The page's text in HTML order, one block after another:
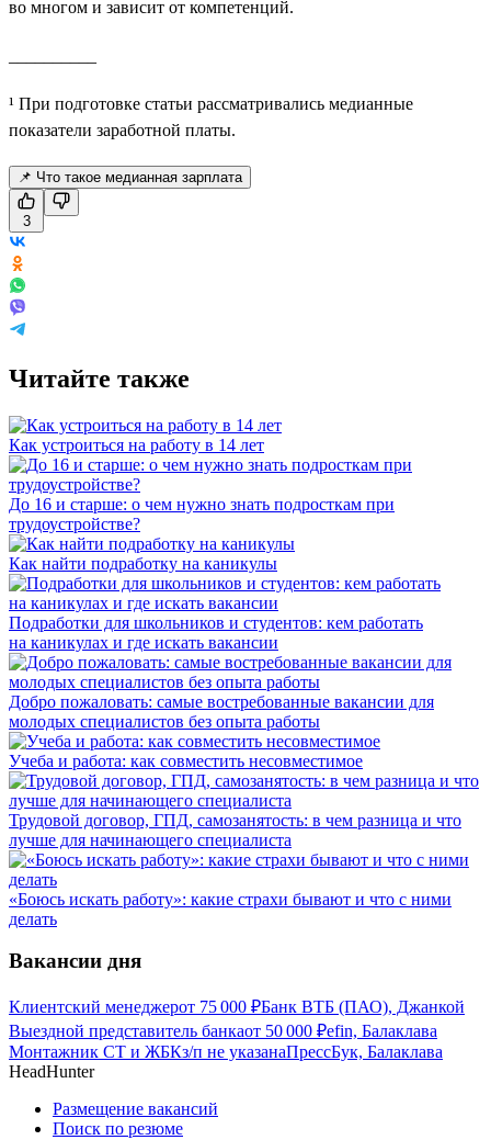
во многом и зависит от компетенций.
¹ При подготовке статьи рассматривались медианные
показатели заработной платы.
📌 Что такое медианная зарплата
3
Читайте также
Как устроиться на работу в 14 лет
До 16 и старше: о чем нужно знать подросткам при
трудоустройстве?
Как найти подработку на каникулы
Подработки для школьников и студентов: кем работать
на каникулах и где искать вакансии
Добро пожаловать: самые востребованные вакансии для
молодых специалистов без опыта работы
Учеба и работа: как совместить несовместимое
Трудовой договор, ГПД, самозанятость: в чем разница и что
лучше для начинающего специалиста
«Боюсь искать работу»: какие страхи бывают и что с ними
делать
Вакансии дня
Клиентский менеджерот 75 000 ₽Банк ВТБ (ПАО), Джанкой
Выездной представитель банкаот 50 000 ₽efin, Балаклава
Монтажник СТ и ЖБКз/п не указанаПрессБук, Балаклава
HeadHunter
Размещение вакансий
Поиск по резюме